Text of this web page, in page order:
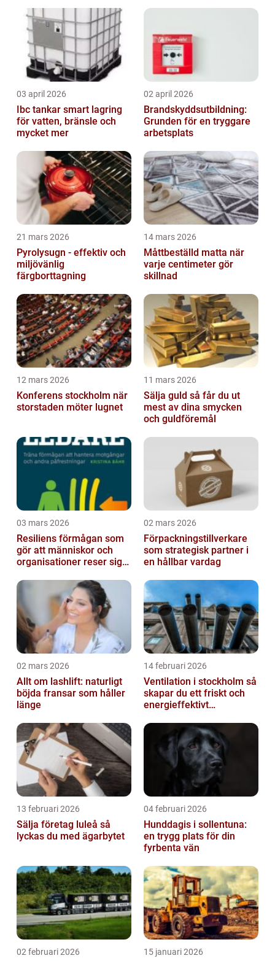
03 april 2026
Ibc tankar smart lagring
för vatten, bränsle och
mycket mer
02 april 2026
Brandskyddsutbildning:
Grunden för en tryggare
arbetsplats
21 mars 2026
Pyrolysugn - effektiv och
miljövänlig
färgborttagning
14 mars 2026
Måttbeställd matta när
varje centimeter gör
skillnad
12 mars 2026
Konferens stockholm när
storstaden möter lugnet
11 mars 2026
Sälja guld så får du ut
mest av dina smycken
och guldföremål
03 mars 2026
Resiliens förmågan som
gör att människor och
organisationer reser sig
02 mars 2026
Förpackningstillverkare
som strategisk partner i
en hållbar vardag
02 mars 2026
Allt om lashlift: naturligt
böjda fransar som håller
länge
14 februari 2026
Ventilation i stockholm så
skapar du ett friskt och
energieffektivt
13 februari 2026
Sälja företag luleå så
lyckas du med ägarbytet
04 februari 2026
Hunddagis i sollentuna:
en trygg plats för din
fyrbenta vän
02 februari 2026 15 januari 2026